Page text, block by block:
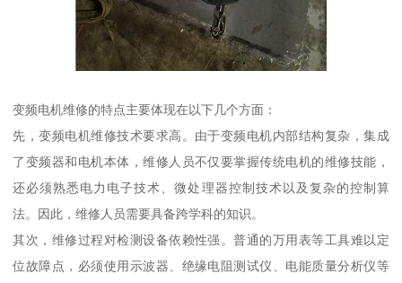
变频电机维修的特点主要体现在以下几个方面：
先，变频电机维修技术要求高。由于变频电机内部结构复杂，集成
了变频器和电机本体，维修人员不仅要掌握传统电机的维修技能，
还必须熟悉电力电子技术、微处理器控制技术以及复杂的控制算
法。因此，维修人员需要具备跨学科的知识。
其次，维修过程对检测设备依赖性强。普通的万用表等工具难以定
位故障点，必须使用示波器、绝缘电阻测试仪、电能质量分析仪等